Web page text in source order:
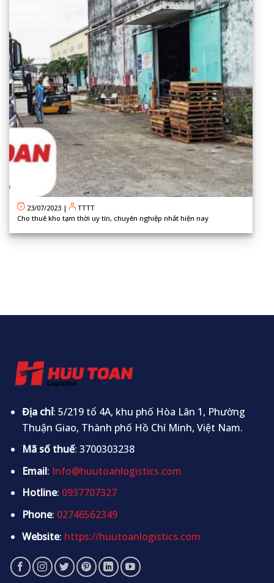
23/07/2023 |
TTTT
Cho thuê kho tạm thời uy tín, chuyên nghiệp nhất hiện nay
Địa chỉ: 5/219 tổ 4A, khu phố Hòa Lân 1, Phường
Thuận Giao, Thành phố Hồ Chí Minh, Việt Nam.
Mã số thuế: 3700303238
Email: Info@huutoanlogistics.com
Hotline: 0937707327
Phone: 02746562349
Website: https://huutoanlogistics.com